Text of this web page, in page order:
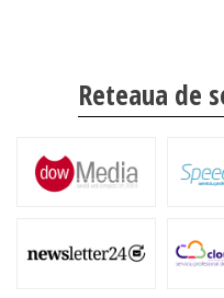
Reteaua de